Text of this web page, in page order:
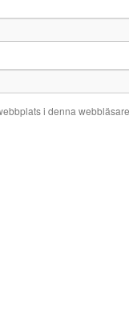
i denna